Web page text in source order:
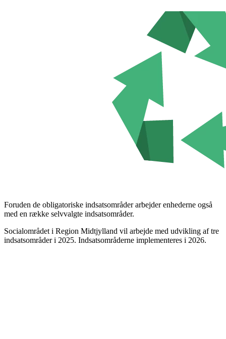
Foruden de obligatoriske indsatsområder arbejder enhederne også
med en række selvvalgte indsatsområder.
Socialområdet i Region Midtjylland vil arbejde med udvikling af tre
indsatsområder i 2025. Indsatsområderne implementeres i 2026.